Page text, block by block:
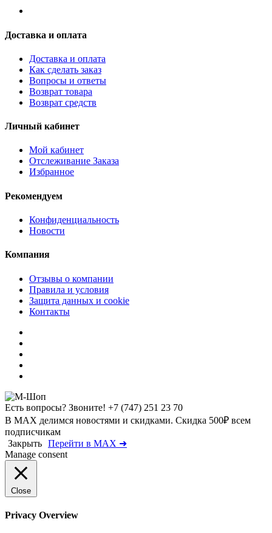
Доставка и оплата
Доставка и оплата
Как сделать заказ
Вопросы и ответы
Возврат товара
Возврат средств
Личный кабинет
Мой кабинет
Отслеживание Заказа
Избранное
Рекомендуем
Конфиденциальность
Новости
Компания
Отзывы о компании
Правила и условия
Защита данных и cookie
Контакты
Есть вопросы? Звоните! +7 (747) 251 23 70
В MAX делимся новостями и скидками. Скидка 500₽ всем
подписчикам
Закрыть Перейти в MAX ➜
Manage consent
Close
Privacy Overview